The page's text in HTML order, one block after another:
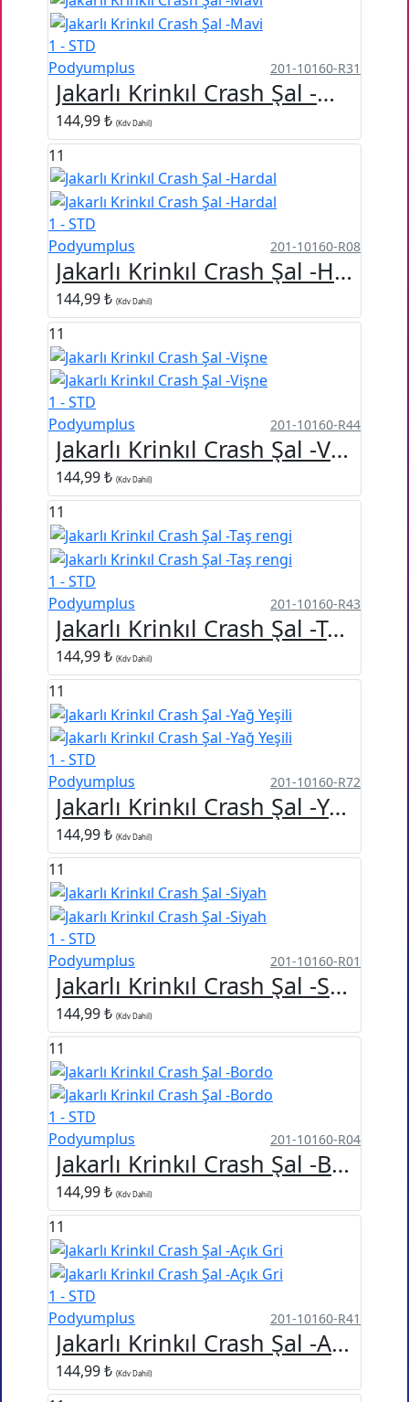
1 - STD
Podyumplus
201-10160-R31
Jakarlı Krinkıl Crash Şal -Mavi
144,99 ₺ (Kdv Dahil)
11
1 - STD
Podyumplus
201-10160-R08
Jakarlı Krinkıl Crash Şal -Hardal
144,99 ₺ (Kdv Dahil)
11
1 - STD
Podyumplus
201-10160-R44
Jakarlı Krinkıl Crash Şal -Vişne
144,99 ₺ (Kdv Dahil)
11
1 - STD
Podyumplus
201-10160-R43
Jakarlı Krinkıl Crash Şal -Taş rengi
144,99 ₺ (Kdv Dahil)
11
1 - STD
Podyumplus
201-10160-R72
Jakarlı Krinkıl Crash Şal -Yağ Yeşili
144,99 ₺ (Kdv Dahil)
11
1 - STD
Podyumplus
201-10160-R01
Jakarlı Krinkıl Crash Şal -Siyah
144,99 ₺ (Kdv Dahil)
11
1 - STD
Podyumplus
201-10160-R04
Jakarlı Krinkıl Crash Şal -Bordo
144,99 ₺ (Kdv Dahil)
11
1 - STD
Podyumplus
201-10160-R41
Jakarlı Krinkıl Crash Şal -Açık Gri
144,99 ₺ (Kdv Dahil)